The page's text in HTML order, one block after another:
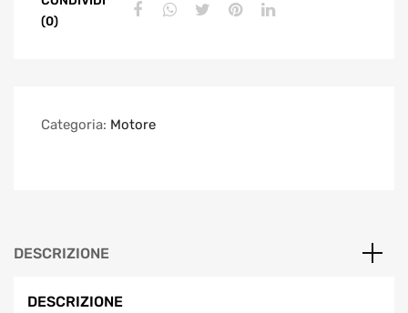
(0)
Categoria: Motore
DESCRIZIONE
DESCRIZIONE